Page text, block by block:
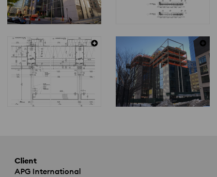
Client
APG International